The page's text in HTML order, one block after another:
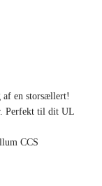
af en storsællert!
Perfekt til dit UL
CCS